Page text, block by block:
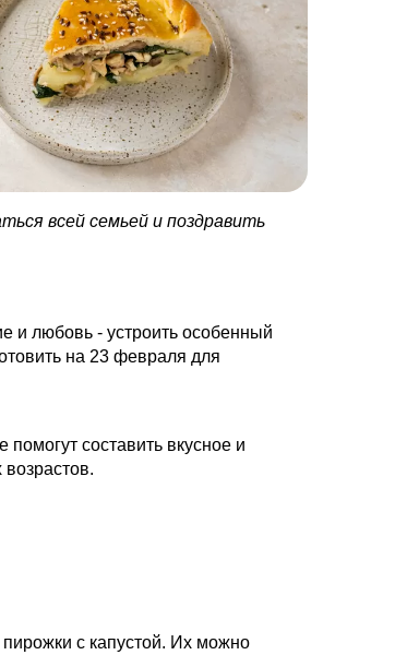
всей семьей и поздравить
и любовь - устроить особенный
на 23 февраля для
составить вкусное и
с капустой. Их можно